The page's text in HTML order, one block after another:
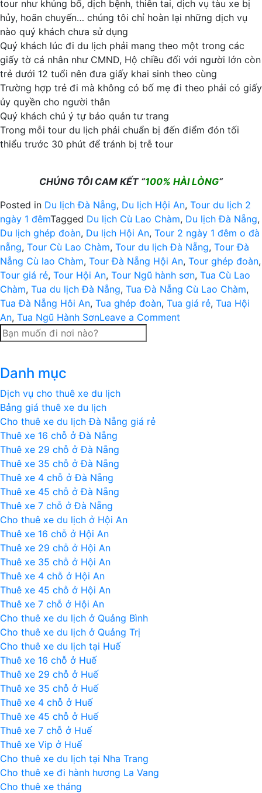
tour như khủng bố, dịch bệnh, thiên tai, dịch vụ tàu xe bị
hủy, hoãn chuyến… chúng tôi chỉ hoàn lại những dịch vụ
nào quý khách chưa sử dụng
Quý khách lúc đi du lịch phải mang theo một trong các
giấy tờ cá nhân như CMND, Hộ chiều đối với người lớn còn
trẻ dưới 12 tuổi nên đưa giấy khai sinh theo cùng
Trường hợp trẻ đi mà không có bố mẹ đi theo phải có giấy
ủy quyền cho người thân
Quý khách chú ý tự bảo quản tư trang
Trong mỗi tour du lịch phải chuẩn bị đến điểm đón tối
thiểu trước 30 phút để tránh bị trễ tour
CHÚNG TÔI CAM KẾT “100% HÀI LÒNG“
Posted in Du lịch Đà Nẵng, Du lịch Hội An, Tour du lịch 2
ngày 1 đêmTagged Du lịch Cù Lao Chàm, Du lịch Đà Nẵng,
Du lịch ghép đoàn, Du lịch Hội An, Tour 2 ngày 1 đêm o đà
nẵng, Tour Cù Lao Chàm, Tour du lịch Đà Nẵng, Tour Đà
Nẵng Cù lao Chàm, Tour Đà Nẵng Hội An, Tour ghép đoàn,
Tour giá rẻ, Tour Hội An, Tour Ngũ hành sơn, Tua Cù Lao
Chàm, Tua du lịch Đà Nẵng, Tua Đà Nẵng Cù Lao Chàm,
Tua Đà Nẵng Hôi An, Tua ghép đoàn, Tua giá rẻ, Tua Hội
An, Tua Ngũ Hành SơnLeave a Comment
Danh mục
Dịch vụ cho thuê xe du lịch
Bảng giá thuê xe du lịch
Cho thuê xe du lịch Đà Nẵng giá rẻ
Thuê xe 16 chỗ ở Đà Nẵng
Thuê xe 29 chỗ ở Đà Nẵng
Thuê xe 35 chỗ ở Đà Nẵng
Thuê xe 4 chỗ ở Đà Nẵng
Thuê xe 45 chỗ ở Đà Nẵng
Thuê xe 7 chỗ ở Đà Nẵng
Cho thuê xe du lịch ở Hội An
Thuê xe 16 chỗ ở Hội An
Thuê xe 29 chỗ ở Hội An
Thuê xe 35 chỗ ở Hội An
Thuê xe 4 chỗ ở Hội An
Thuê xe 45 chỗ ở Hội An
Thuê xe 7 chỗ ở Hội An
Cho thuê xe du lịch ở Quảng Bình
Cho thuê xe du lịch ở Quảng Trị
Cho thuê xe du lịch tại Huế
Thuê xe 16 chỗ ở Huế
Thuê xe 29 chỗ ở Huế
Thuê xe 35 chỗ ở Huế
Thuê xe 4 chỗ ở Huế
Thuê xe 45 chỗ ở Huế
Thuê xe 7 chỗ ở Huế
Thuê xe Vip ở Huế
Cho thuê xe du lịch tại Nha Trang
Cho thuê xe đi hành hương La Vang
Cho thuê xe tháng